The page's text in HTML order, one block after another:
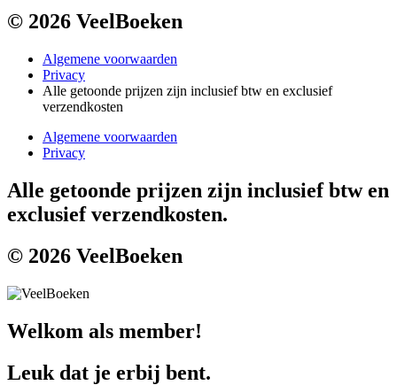
© 2026 VeelBoeken
Algemene voorwaarden
Privacy
Alle getoonde prijzen zijn inclusief btw en exclusief
verzendkosten
Algemene voorwaarden
Privacy
Alle getoonde prijzen zijn inclusief btw en
exclusief verzendkosten.
© 2026 VeelBoeken
Welkom als member!
Leuk dat je erbij bent.